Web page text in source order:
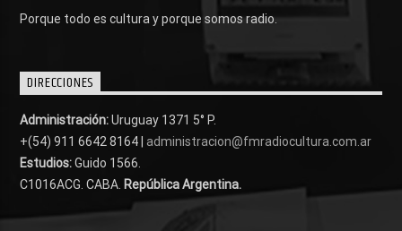
Porque todo es cultura y porque somos radio.
DIRECCIONES
Administración:Uruguay 1371 5° P.
+(54) 911 6642 8164 | administracion@fmradiocultura.com.ar
Estudios:Guido 1566.
C1016ACG . CABA. República Argentina.